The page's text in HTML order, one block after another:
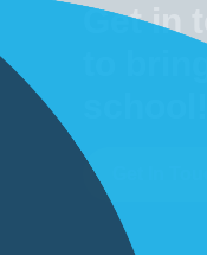
Get in
to